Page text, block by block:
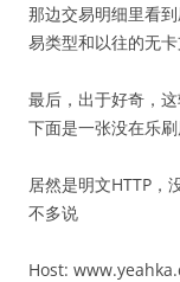
那边交易明细里看
易类型和以往的无卡
最后，出于好奇，这
下面是一张没在乐
居然是明文HTTP，
不多说
Host: